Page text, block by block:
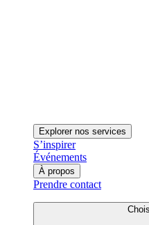
Explorer nos services
S’inspirer
Événements
À propos
Prendre contact